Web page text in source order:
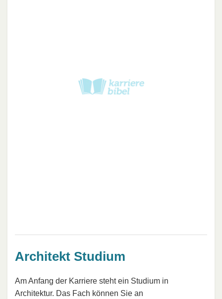
Architekt Studium
Am Anfang der Karriere steht ein Studium in
Architektur. Das Fach können Sie an